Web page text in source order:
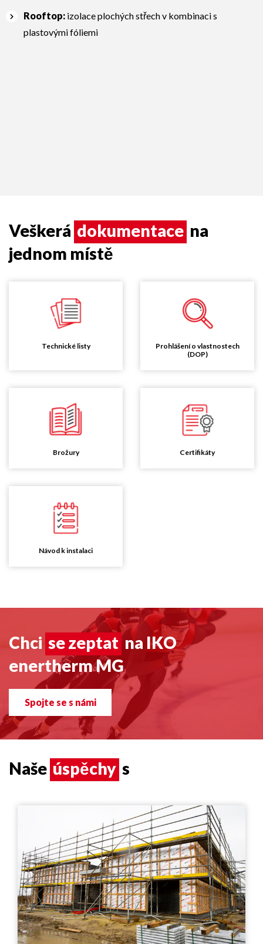
Rooftop: izolace plochých střech v kombinaci s
plastovými fóliemi
Veškerá dokumentace na
jednom místě
Technické listy
Prohlášení o vlastnostech
(DOP)
Brožury Certifikáty
Návod k instalaci
Chci se zeptat na IKO
enertherm MG
Spojte se s námi
Naše úspěchy s